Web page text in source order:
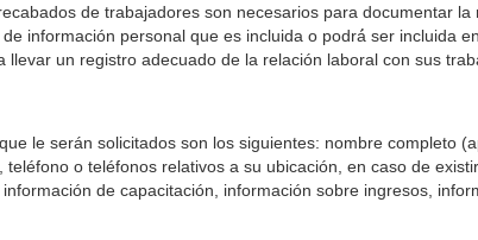
de trabajadores son necesarios para documentar
información personal que es incluida o podrá́ ser incluida
llevar un registro adecuado de la relación laboral con sus
le serán solicitados son los siguientes: nombre
o teléfonos relativos a su ubicación, en caso de
de capacitación, información sobre ingresos,